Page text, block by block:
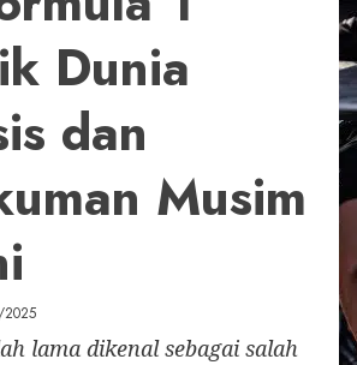
Dunia
dan
Musim
lama dikenal sebagai salah